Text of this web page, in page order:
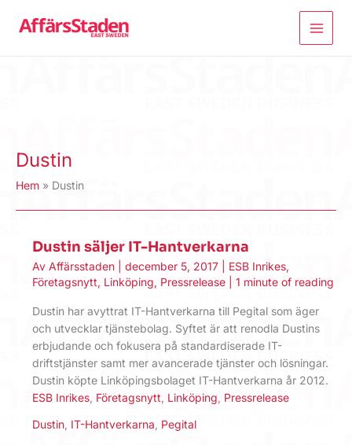
Dustin
Hem Dustin
Dustin säljer IT-Hantverkarna
Av Affärsstaden december 5, 2017 ESB Inrikes,
Företagsnytt, Linköping, Pressrelease 1 minute of reading
Dustin har avyttrat IT-Hantverkarna till Pegital som äger
och utvecklar tjänstebolag. Syftet är att renodla Dustins
erbjudande och fokusera på standardiserade IT-
driftstjänster samt mer avancerade tjänster och lösningar.
Dustin köpte Linköpingsbolaget IT-Hantverkarna år 2012.
ESB Inrikes Företagsnytt Linköping Pressrelease
Dustin IT-Hantverkarna Pegital